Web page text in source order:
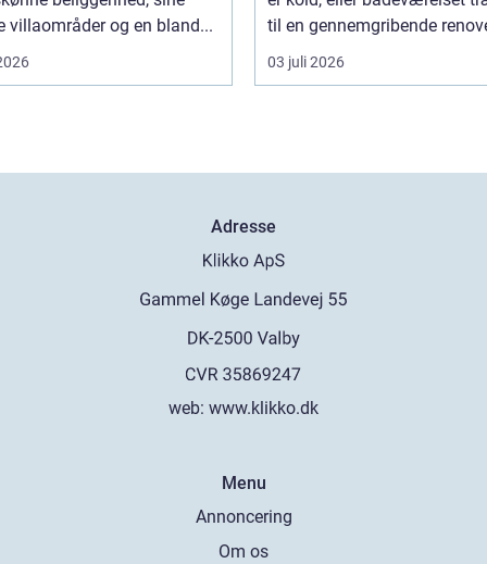
villaområder og en bland...
til en gennemgribende
03 juli 2026
Adresse
web: www.klikko.dk
Menu
Annoncering
Om os